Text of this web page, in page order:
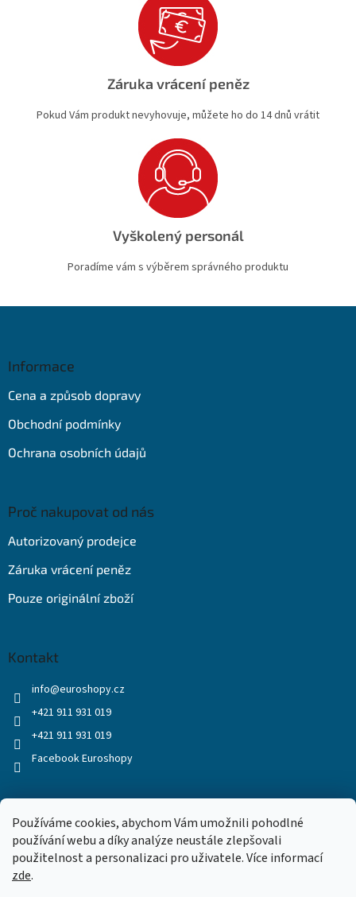
Používáme cookies, abychom Vám umožnili pohodlné
používání webu a díky analýze neustále zlepšovali
použitelnost a personalizaci pro uživatele. Více informací
zde.
Záruka vrácení peněz
Pokud Vám produkt nevyhovuje, můžete ho do 14 dnů vrátit
Vyškolený personál
Poradíme vám s výběrem správného produktu
Informace
Cena a způsob dopravy
Obchodní podmínky
Ochrana osobních údajů
Proč nakupovat od nás
Autorizovaný prodejce
Záruka vrácení peněz
Pouze originální zboží
Kontakt
info@euroshopy.cz
+421 911 931 019
+421 911 931 019
Facebook Euroshopy